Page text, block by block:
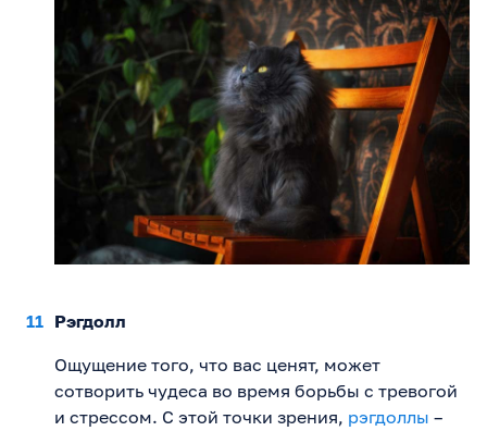
Рэгдолл
Ощущение того, что вас ценят, может
сотворить чудеса во время борьбы с тревогой
и стрессом. С этой точки зрения, рэгдоллы –